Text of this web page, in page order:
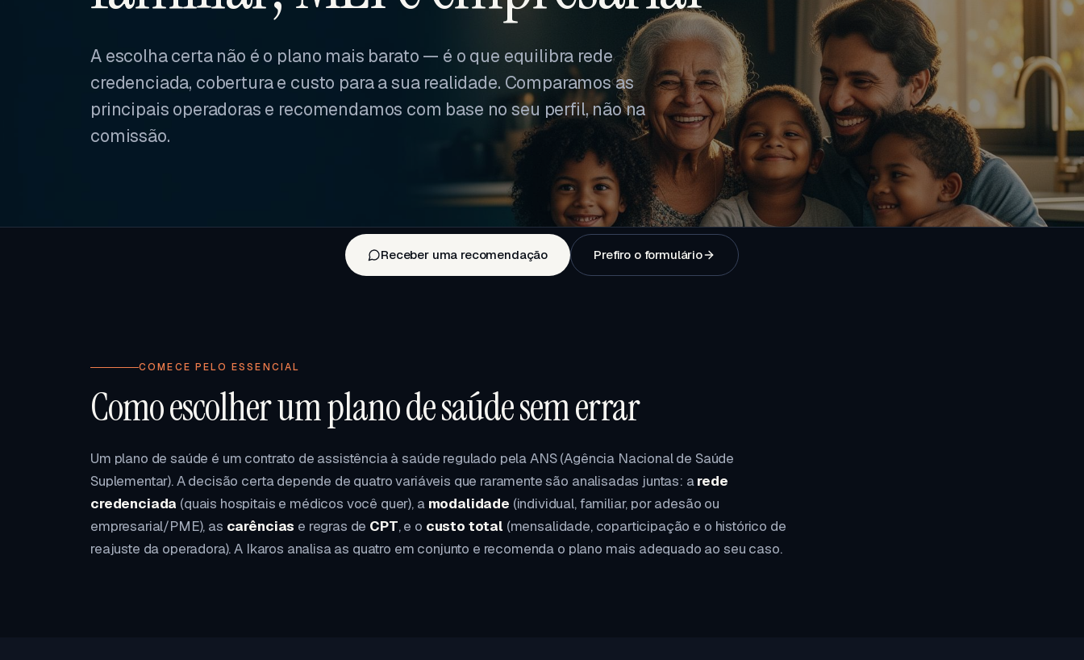
A escolha certa não é o plano mais barato — é o que equilibra rede
credenciada, cobertura e custo para a sua realidade. Comparamos as
principais operadoras e recomendamos com base no seu perfil, não na
comissão.
Receber uma recomendação Prefiro o formulário
COMECE PELO ESSENCIAL
Como escolher um plano de saúde sem errar
Um plano de saúde é um contrato de assistência à saúde regulado pela ANS (Agência Nacional de Saúde
Suplementar). A decisão certa depende de quatro variáveis que raramente são analisadas juntas: arede
credenciada (quais hospitais e médicos você quer), a modalidade (individual, familiar, por adesão ou
empresarial/PME), as carências e regras de CPT, e o custo total (mensalidade, coparticipação e o histórico de
reajuste da operadora). A Ikaros analisa as quatro em conjunto e recomenda o plano mais adequado ao seu caso.